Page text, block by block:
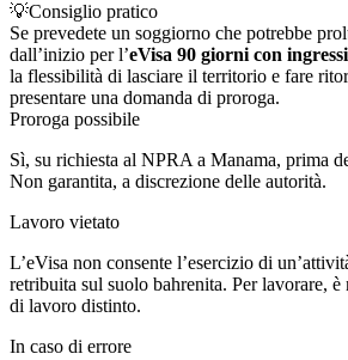
💡Consiglio pratico
Se prevedete un soggiorno che potrebbe
dall’inizio per l’eVisa 90 giorni con
la flessibilità di lasciare il territorio e fare
presentare una domanda di proroga.
Proroga possibile
Sì, su richiesta al NPRA a Manama, prima
Non garantita, a discrezione delle autorità.
Lavoro vietato
L’eVisa non consente l’esercizio di
retribuita sul suolo bahrenita. Per lavorare, è
di lavoro distinto.
In caso di errore